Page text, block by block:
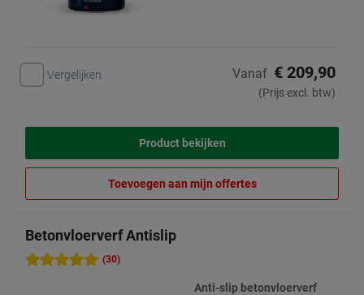
Vergelijken Vanaf € 209,90
(Prijs excl. btw)
Product bekijken
Toevoegen aan mijn offertes
Betonvloerverf Antislip
(30)
Anti-slip betonvloerverf